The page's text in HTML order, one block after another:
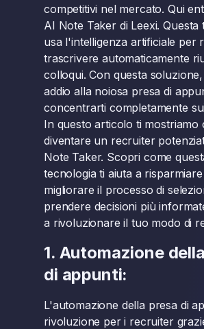
competitivi nel mercato. Qui
AI Note Taker di Leexi. Questa
usa l'intelligenza artificiale per
trascrivere automaticamente
colloqui. Con questa
addio alla noiosa presa di
concentrarti completamente
In questo articolo ti mostriamo
diventare un recruiter
Note Taker. Scopri come
tecnologia ti aiuta a
migliorare il processo di
prendere decisioni più
a rivoluzionare il tuo modo di
1. Automazione
di appunti:
L'automazione della presa di
rivoluzione per i recruiter